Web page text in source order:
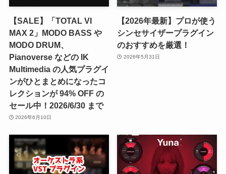
【SALE】「TOTAL VI
MAX 2」MODO BASS や
MODO DRUM、
Pianoverse などの IK
Multimedia の人気プラグイ
ンがひとまとめになったコ
レクションが 94% OFF の
セール中！2026/6/30 まで
2026年6月10日
【2026年最新】プロが使う
シンセサイザープラグイン
のおすすめを厳選！
2026年5月31日